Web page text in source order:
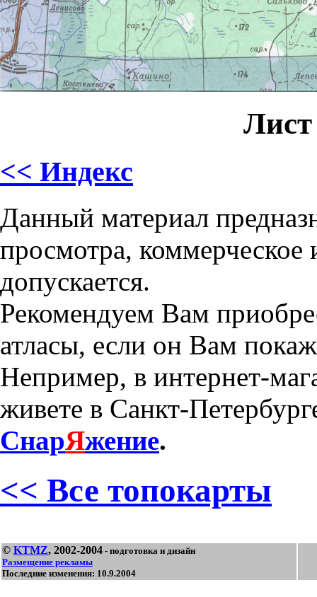
<< Индекс
Данный материал
просмотра, коммерческое
допускается.
Рекомендуем Вам
атласы, если он Вам
Непример, в интернет-
живете в Санкт-
СнарЯжение.
<< Все топокарты
© KTMZ, 2002-2004 - подготовка и дизайн
Размещение рекламы
Последние изменения: 10.9.2004